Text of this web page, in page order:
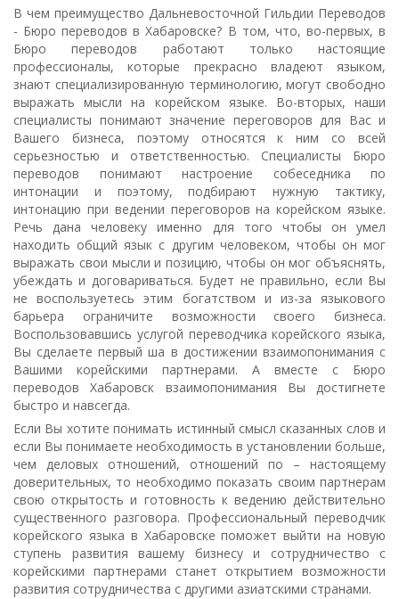
В чем преимущество Дальневосточной Гильдии Переводов
- Бюро переводов в Хабаровске? В том, что, во-первых, в
Бюро переводов работают только настоящие
профессионалы, которые прекрасно владеют языком,
знают специализированную терминологию, могут свободно
выражать мысли на корейском языке. Во-вторых, наши
специалисты понимают значение переговоров для Вас и
Вашего бизнеса, поэтому относятся к ним со всей
серьезностью и ответственностью. Специалисты Бюро
переводов понимают настроение собеседника по
интонации и поэтому, подбирают нужную тактику,
интонацию при ведении переговоров на корейском языке.
Речь дана человеку именно для того чтобы он умел
находить общий язык с другим человеком, чтобы он мог
выражать свои мысли и позицию, чтобы он мог объяснять,
убеждать и договариваться. Будет не правильно, если Вы
не воспользуетесь этим богатством и из-за языкового
барьера ограничите возможности своего бизнеса.
Воспользовавшись услугой переводчика корейского языка,
Вы сделаете первый ша в достижении взаимопонимания с
Вашими корейскими партнерами. А вместе с Бюро
переводов Хабаровск взаимопонимания Вы достигнете
быстро и навсегда.
Если Вы хотите понимать истинный смысл сказанных слов и
если Вы понимаете необходимость в установлении больше,
чем деловых отношений, отношений по – настоящему
доверительных, то необходимо показать своим партнерам
свою открытость и готовность к ведению действительно
существенного разговора. Профессиональный переводчик
корейского языка в Хабаровске поможет выйти на новую
ступень развития вашему бизнесу и сотрудничество с
корейскими партнерами станет открытием возможности
развития сотрудничества с другими азиатскими странами.